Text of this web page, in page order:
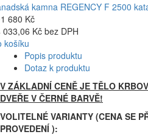
kamna REGENCY F 2500
680 Kč
033,06 Kč bez DPH
košíku
Popis produktu
Dotaz k produktu
V ZÁKLADNÍ CENĚ JE TĚLO
DVEŘE V ČERNÉ BARVĚ!
VOLITELNÉ VARIANTY (CENA SE
PROVEDENÍ ):